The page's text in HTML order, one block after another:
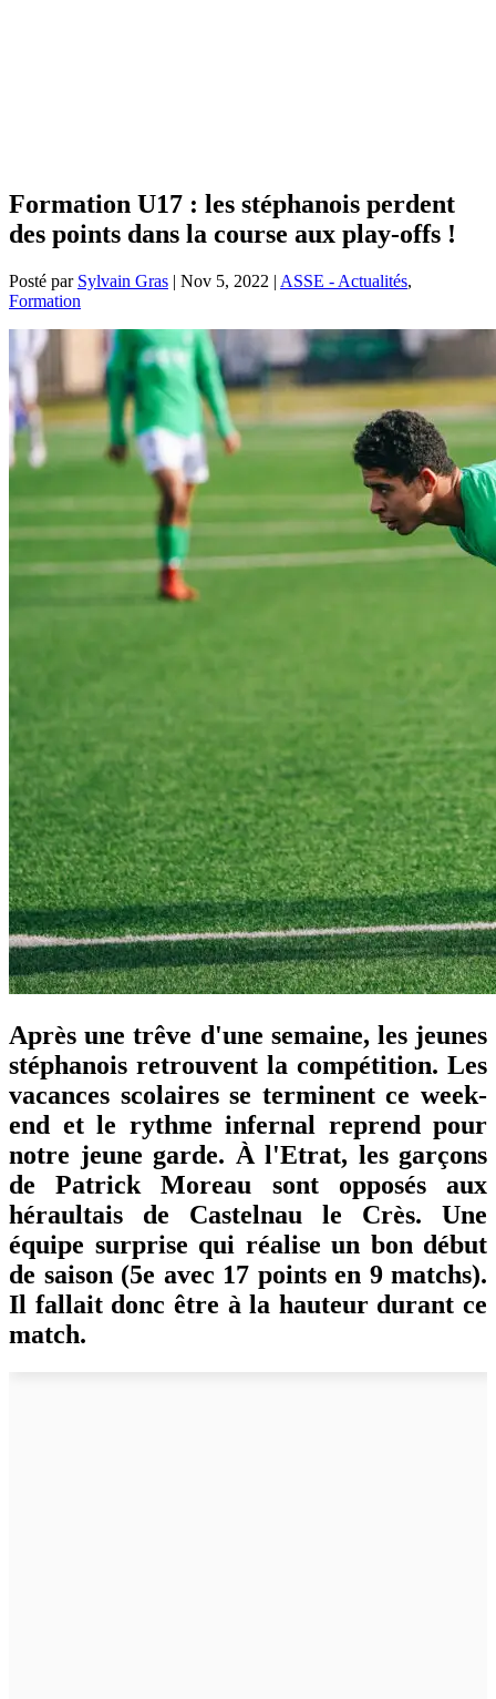
Formation U17 : les stéphanois perdent
des points dans la course aux play-offs !
Posté par Sylvain Gras | Nov 5, 2022 | ASSE - Actualités,
Formation
Après une trêve d'une semaine, les jeunes
stéphanois retrouvent la compétition. Les
vacances scolaires se terminent ce week-
end et le rythme infernal reprend pour
notre jeune garde. À l'Etrat, les garçons
de Patrick Moreau sont opposés aux
héraultais de Castelnau le Crès. Une
équipe surprise qui réalise un bon début
de saison (5e avec 17 points en 9 matchs).
Il fallait donc être à la hauteur durant ce
match.